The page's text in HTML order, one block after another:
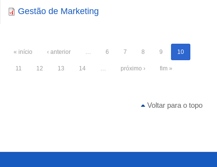
Gestão de Marketing
« início ‹ anterior 6 7 8 9 10
11 12 13 14 próximo › fim »
Voltar para o topo